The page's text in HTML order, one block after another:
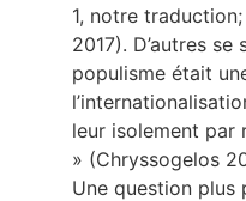
1, notre
2017). D’autres
populisme était
leur isolement
» (Chryssogelos
Une question